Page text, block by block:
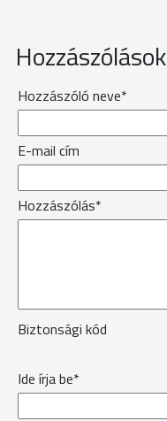
Hozzászólások
Hozzászóló neve*
E-mail cím
Hozzászólás*
Biztonsági kód
Ide írja be*